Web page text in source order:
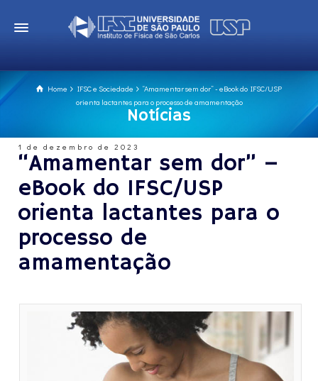
Home IFSC e Sociedade
“Amamentar sem dor” - eBook do IFSC/USP
orienta lactantes para o processo de amamentação
Notícias
1 de dezembro de 2023
“Amamentar sem dor” –
eBook do IFSC/USP
orienta lactantes para o
processo de
amamentação